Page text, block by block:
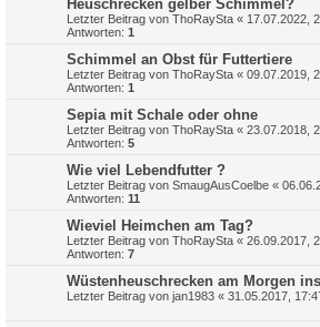
Heuschrecken gelber Schimmel?
Letzter Beitrag von ThoRaySta « 17.07.2022,
Antworten: 1
Schimmel an Obst für Futtertiere
Letzter Beitrag von ThoRaySta « 09.07.2019,
Antworten: 1
Sepia mit Schale oder ohne
Letzter Beitrag von ThoRaySta « 23.07.2018,
Antworten: 5
Wie viel Lebendfutter ?
Letzter Beitrag von SmaugAusCoelbe «
Antworten: 11
Wieviel Heimchen am Tag?
Letzter Beitrag von ThoRaySta « 26.09.2017,
Antworten: 7
Wüstenheuschrecken am Morgen
Letzter Beitrag von jan1983 « 31.05.2017,